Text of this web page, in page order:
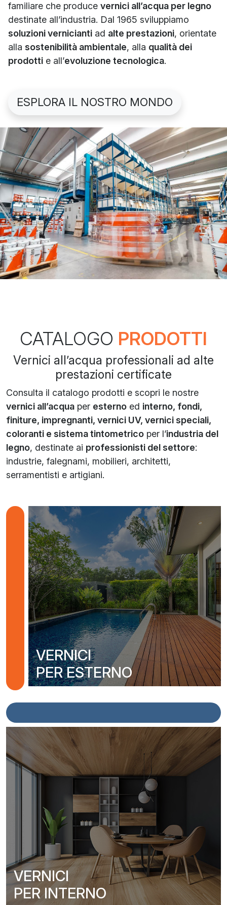
familiare che produce vernici all’acqua per legno
destinate all’industria. Dal 1965 sviluppiamo
soluzioni vernicianti ad alte prestazioni, orientate
alla sostenibilità ambientale, alla qualità dei
prodotti e all’evoluzione tecnologica.
ESPLORA IL NOSTRO MONDO
CATALOGO PRODOTTI
Vernici all’acqua professionali ad alte
prestazioni certificate
Consulta il catalogo prodotti e scopri le nostre
vernici all’acqua per esterno ed interno, fondi,
finiture, impregnanti, vernici UV, vernici speciali,
coloranti e sistema tintometrico per l’industria del
legno, destinate ai professionisti del settore:
industrie, falegnami, mobilieri, architetti,
serramentisti e artigiani.
VERNICI
PER ESTERNO
VERNICI
PER INTERNO